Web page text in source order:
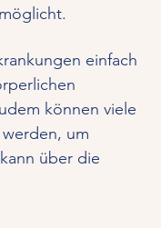
einfach
können viele
um
über die